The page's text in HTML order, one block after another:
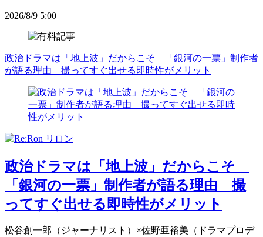
2026/8/9 5:00
政治ドラマは「地上波」だからこそ 「銀河の一票」制作者
が語る理由 撮ってすぐ出せる即時性がメリット
政治ドラマは「地上波」だからこそ
「銀河の一票」制作者が語る理由 撮
ってすぐ出せる即時性がメリット
松谷創一郎（ジャーナリスト）×佐野亜裕美（ドラマプロデ